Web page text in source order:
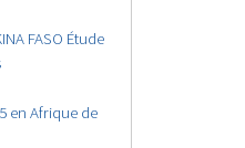
FASO Étude
en Afrique de